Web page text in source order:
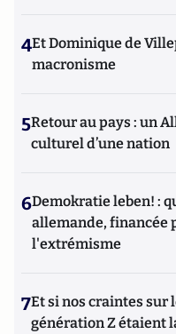
4Et Dominique de
macronisme
5Retour au pays : un
culturel d’une nation
6Demokratie leben! :
allemande, financée
l'extrémisme
7Et si nos craintes sur
génération Z étaient